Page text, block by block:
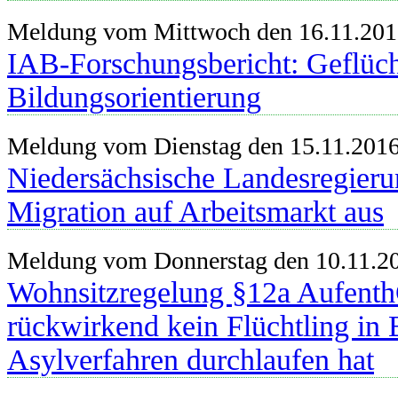
Meldung vom Mittwoch den
IAB-Forschungsbericht:
Bildungsorientierung
Meldung vom Dienstag den
Niedersächsische
Migration auf Arbeitsmarkt aus
Meldung vom Donnerstag den
Wohnsitzregelung §12a
rückwirkend kein Flüchtling in
Asylverfahren durchlaufen hat